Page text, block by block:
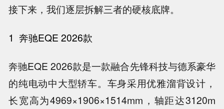
接下来，我们逐层拆解三者的硬核底牌。
1 奔驰EQE 2026款
奔驰EQE 2026款是一款融合先锋科技与德系豪华
的纯电动中大型轿车。车身采用优雅溜背设计，
长宽高为4969×1906×1514mm，轴距达3120m